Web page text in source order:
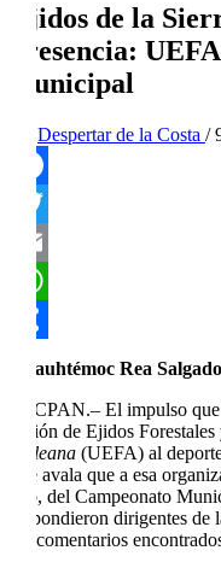
Ejidos de la
presencia:
municipal
Despertar de la Costa /
Facebook
Twitter
Email
WhatsApp
Compartir
Cuauhtémoc Rea Salgado
TECPAN.– El impulso
Unión de Ejidos
Galeana (UEFA) al
que avala que a esa
año, del Campeonato
respondieron dirigentes
los comentarios